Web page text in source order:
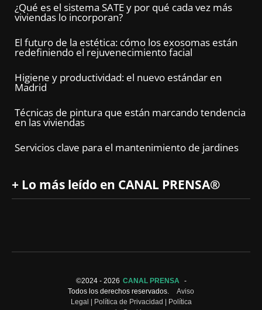
¿Qué es el sistema SATE y por qué cada vez más
viviendas lo incorporan?
El futuro de la estética: cómo los exosomas están
redefiniendo el rejuvenecimiento facial
Higiene y productividad: el nuevo estándar en
Madrid
Técnicas de pintura que están marcando tendencia
en las viviendas
Servicios clave para el mantenimiento de jardines
+ Lo más leído en CANAL PRENSA®
©2024 - 2026 CANAL PRENSA
-
Todos los derechos reservados.
Aviso
Legal
Política de Privacidad
Política